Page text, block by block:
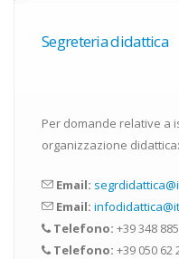
Segreteria didattica
Per domande relative a
organizzazione didattica:
Email:
Email:
Telefono: +39 348
Telefono: +39 050 62